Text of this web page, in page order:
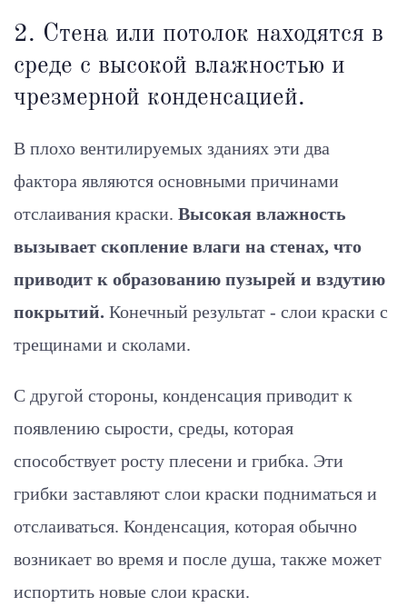
2. Стена или потолок находятся в
среде с высокой влажностью и
чрезмерной конденсацией.
В плохо вентилируемых зданиях эти два
фактора являются основными причинами
отслаивания краски. Высокая влажность
вызывает скопление влаги на стенах, что
приводит к образованию пузырей и вздутию
покрытий. Конечный результат - слои краски с
трещинами и сколами.
С другой стороны, конденсация приводит к
появлению сырости, среды, которая
способствует росту плесени и грибка. Эти
грибки заставляют слои краски подниматься и
отслаиваться. Конденсация, которая обычно
возникает во время и после душа, также может
испортить новые слои краски.